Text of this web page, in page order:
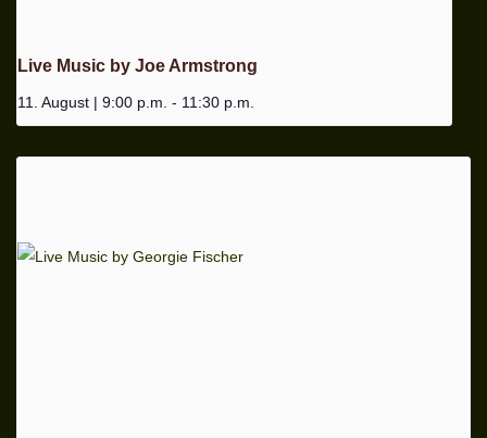
Live Music by Joe Armstrong
11. August | 9:00 p.m. - 11:30 p.m.